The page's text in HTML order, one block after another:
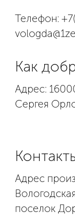
Телефон:
Как
Адрес:
Сергея
Адрес
поселок